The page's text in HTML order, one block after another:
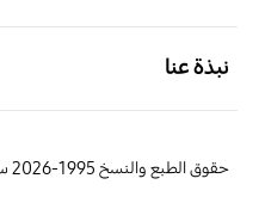
نبذة عنا
حقوق الطبع والنسخ 1995-2026 سامسونج. جميع الحقوق محفوظة.